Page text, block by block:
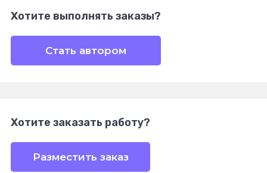
Хотите выполнять заказы?
Стать автором
Хотите заказать работу?
Разместить заказ